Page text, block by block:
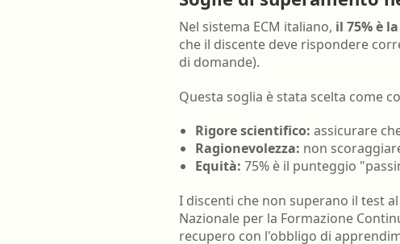
Nel sistema ECM italiano, il 75% è
che il discente deve rispondere
di domande).
Questa soglia è stata scelta come
Rigore scientifico: assicurare
Ragionevolezza: non
Equità: 75% è il punteggio
I discenti che non superano il test
Nazionale per la Formazione
recupero con l'obbligo di